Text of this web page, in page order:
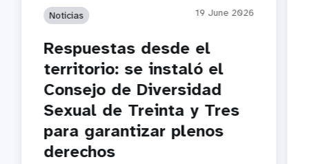
Noticias 19 June 2026
Respuestas desde el
territorio: se instaló el
Consejo de Diversidad
Sexual de Treinta y Tres
para garantizar plenos
derechos